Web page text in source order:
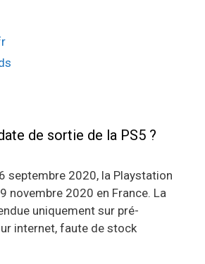
de sortie de la PS5 ?
septembre 2020, la Playstation
novembre 2020 en France. La
uniquement sur pré-
internet, faute de stock